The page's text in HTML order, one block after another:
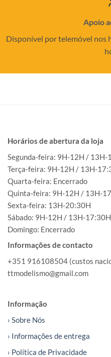
Apoio
Disponível por telemóvel nos
Horários de abertura da loja
Segunda-feira: 9H-12H / 13H-
Terça-feira: 9H-12H / 13H-
Quarta-feira: Encerrado
Quinta-feira: 9H-12H / 13H-
Sexta-feira: 13H-20:30H
Sábado: 9H-12H / 13H-17:30H
Domingo: Encerrado
Informações de contacto
+351 916108504 (custos
ttmodelismo@gmail.com
Informação
› Sobre Nós
› Informações de entrega
› Política de Privacidade